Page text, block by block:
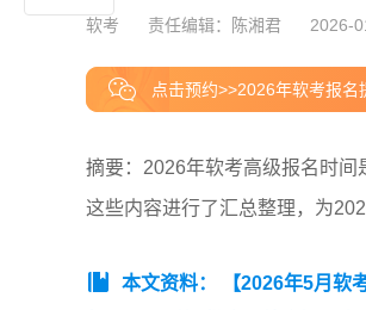
软考 责任编辑：陈湘君 2026-
点击预约>>2026年软考报名
摘要：2026年软考高级报名时
这些内容进行了汇总整理，为
本文资料： 【2026年5月软